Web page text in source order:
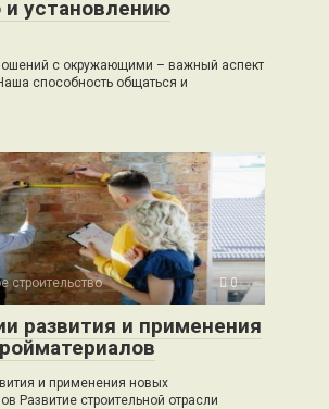
установлению
с окружающими – важный аспект
способность общаться и
строительство 0
развития и применения
и применения новых
Развитие строительной отрасли